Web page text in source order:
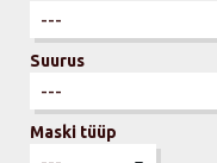
Suurus
Maski tüüp